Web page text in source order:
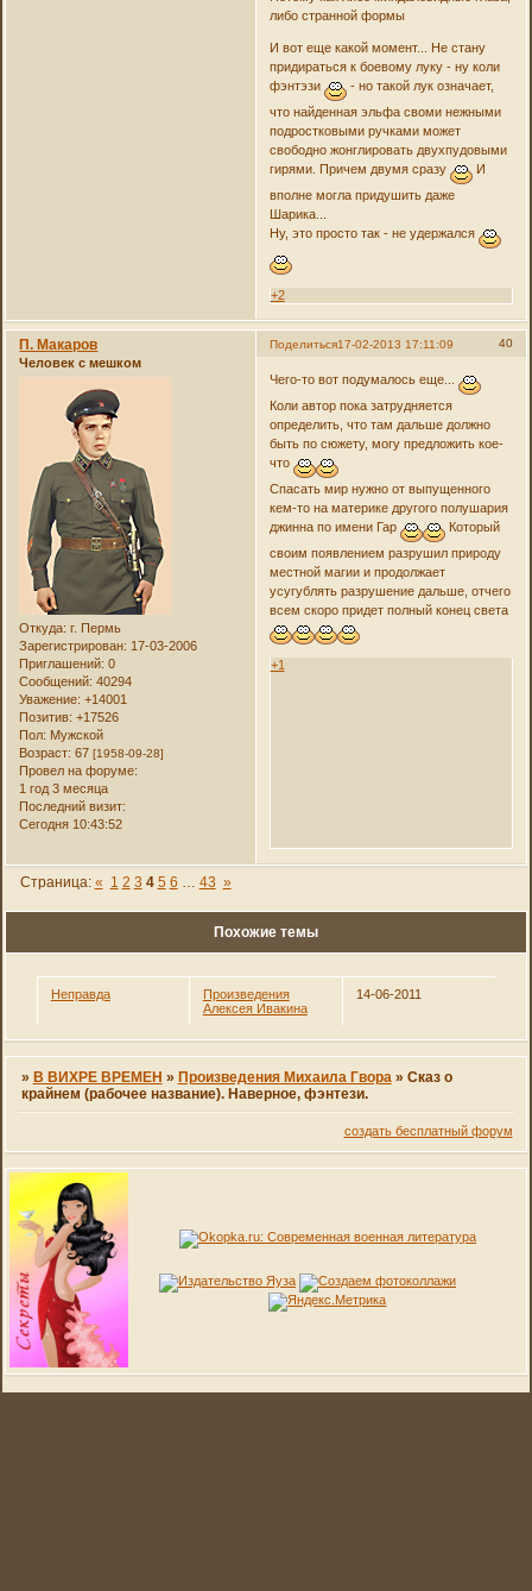
либо странной формы
И вот еще какой момент... Не стану
придираться к боевому луку - ну коли
фэнтэзи
- но такой лук означает,
что найденная эльфа своми нежными
подростковыми ручками может
свободно жонглировать двухпудовыми
гирями. Причем двумя сразу
И
вполне могла придушить даже
Шарика...
Ну, это просто так - не удержался
+2
Поделиться 40
17-02-2013 17:11:09
П. Макаров
Человек с мешком
Откуда: г. Пермь
Зарегистрирован: 17-03-2006
Приглашений: 0
Сообщений: 40294
Уважение: +14001
Позитив: +17526
Пол: Мужской
Возраст: 67[1958-09-28]
Провел на форуме:
1 год 3 месяца
Последний визит:
Сегодня 10:43:52
Чего-то вот подумалось еще...
Коли автор пока затрудняется
определить, что там дальше должно
быть по сюжету, могу предложить кое-
что
Спасать мир нужно от выпущенного
кем-то на материке другого полушария
джинна по имени Гар
Который
своим появлением разрушил природу
местной магии и продолжает
усугублять разрушение дальше, отчего
всем скоро придет полный конец света
+1
Страница: « 1 2 3 4 5 6 … 43 »
Похожие темы
Неправда
Произведения
Алексея Ивакина
14-06-2011
» В ВИХРЕ ВРЕМЕН » Произведения Михаила Гвора » Сказ о
крайнем (рабочее название). Наверное, фэнтези.
создать бесплатный форум